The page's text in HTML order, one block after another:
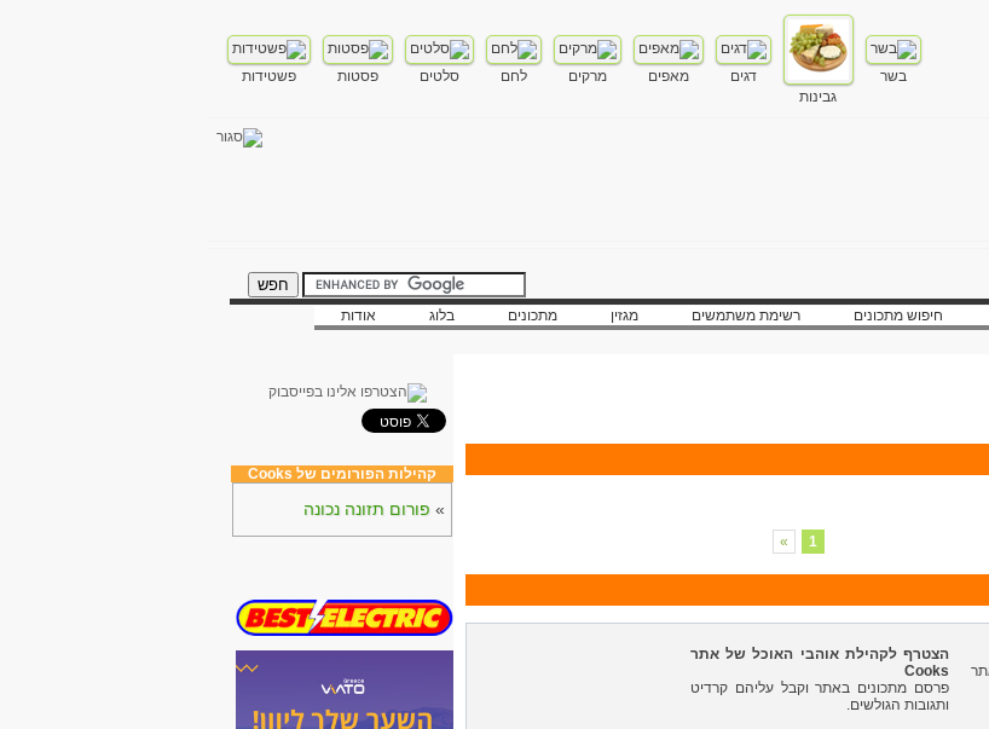
בשר
גבינות
דגים מאפים מרקים לחם סלטים פסטות פשטידות
חיפוש מתכונים רשימת משתמשים מגזין מתכונים בלוג
אודות
1
»
הצטרף לקהילת אוהבי האוכל של אתר
Cooks
פרסם מתכונים באתר וקבל עליהם קרדיט
ותגובות הגולשים.
קהילות הפורומים של Cooks
» פורום תזונה נכונה